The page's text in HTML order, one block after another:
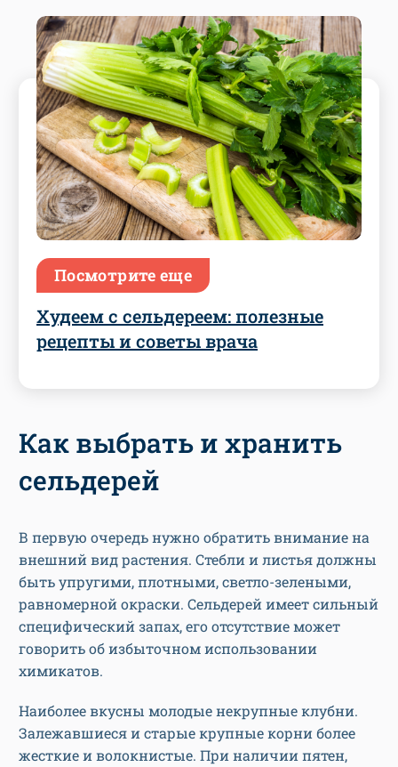
Посмотрите еще
Худеем с сельдереем: полезные
рецепты и советы врача
Как выбрать и хранить
сельдерей
В первую очередь нужно обратить внимание на
внешний вид растения. Стебли и листья должны
быть упругими, плотными, светло-зелеными,
равномерной окраски. Сельдерей имеет сильный
специфический запах, его отсутствие может
говорить об избыточном использовании
химикатов.
Наиболее вкусны молодые некрупные клубни.
Залежавшиеся и старые крупные корни более
жесткие и волокнистые. При наличии пятен,